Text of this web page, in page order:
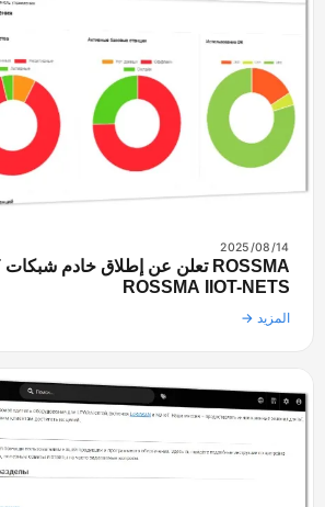
2025/08/14
ROSSMA IIOT-NETS
المزيد →